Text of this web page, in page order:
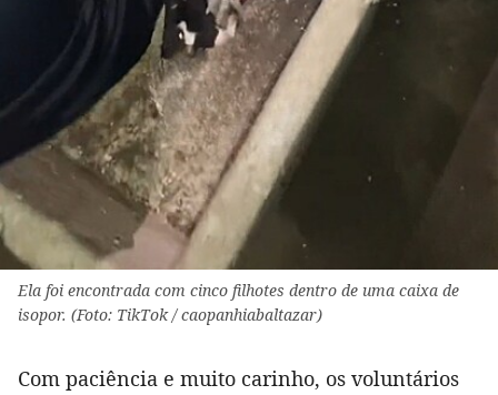
Ela foi encontrada com cinco filhotes dentro de uma caixa de
isopor. (Foto: TikTok / caopanhiabaltazar)
Com paciência e muito carinho, os voluntários